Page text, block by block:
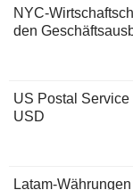
NYC-
den
US Postal Service
USD
Latam-